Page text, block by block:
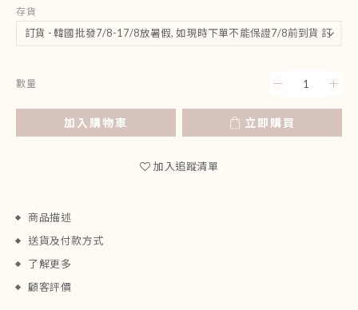
存貨
數量
加入購物車 立即購買
加入追蹤清單
商品描述
送貨及付款方式
了解更多
顧客評價